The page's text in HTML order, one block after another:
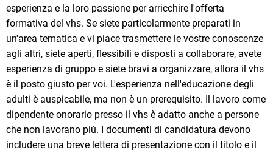
esperienza e la loro passione per arricchire l'offerta
formativa del vhs. Se siete particolarmente preparati in
un'area tematica e vi piace trasmettere le vostre conoscenze
agli altri, siete aperti, flessibili e disposti a collaborare, avete
esperienza di gruppo e siete bravi a organizzare, allora il vhs
è il posto giusto per voi. L'esperienza nell'educazione degli
adulti è auspicabile, ma non è un prerequisito. Il lavoro come
dipendente onorario presso il vhs è adatto anche a persone
che non lavorano più. I documenti di candidatura devono
includere una breve lettera di presentazione con il titolo e il